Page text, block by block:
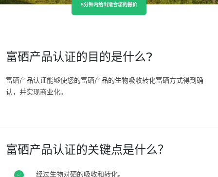
韩国 (韩语)
美国
墨西哥 (西班牙语)
5分钟内给出适合您的报价
富硒产品认证的目的是什么?
富硒产品认证能够使您的富硒产品的生物吸收转化富硒方式得到确
认，并实现商业化。
富硒产品认证的关键点是什么？
经过生物对硒的吸收和转化。